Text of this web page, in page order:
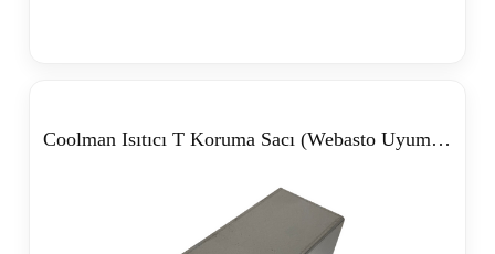
Coolman Isıtıcı T Koruma Sacı (Webasto Uyumlu)